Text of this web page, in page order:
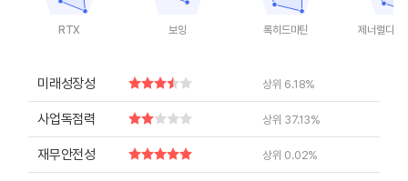
RTX 보잉 록히드마틴 제너럴다이
미래성장성 상위 6.18%
사업독점력 상위 37.13%
재무안전성 상위 0.02%